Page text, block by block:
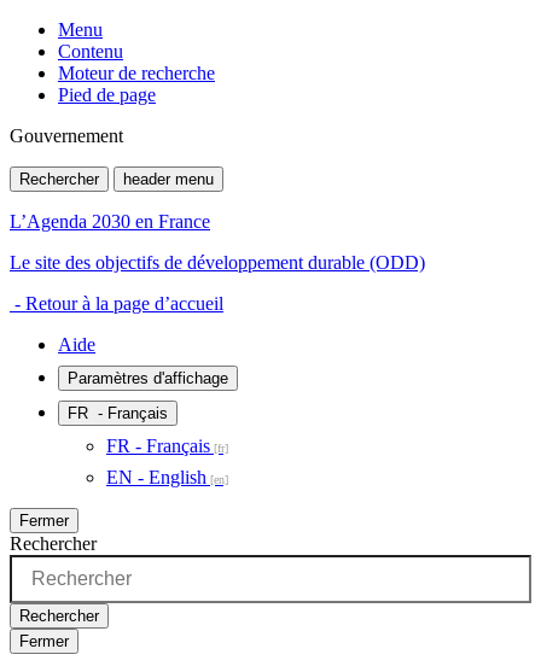
Menu
Contenu
Moteur de recherche
Pied de page
Gouvernement
Rechercher header menu
L’Agenda 2030 en France
Le site des objectifs de développement durable (ODD)
- Retour à la page d’accueil
Aide
Paramètres d'affichage
FR - Français
FR - Français
EN - English
Fermer
Rechercher
Rechercher
Fermer